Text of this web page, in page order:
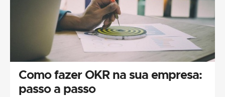
Como fazer OKR na sua empresa:
passo a passo